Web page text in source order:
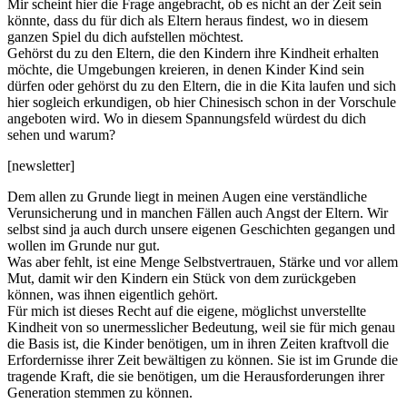
Mir scheint hier die Frage angebracht, ob es nicht an der Zeit sein
könnte, dass du für dich als Eltern heraus findest, wo in diesem
ganzen Spiel du dich aufstellen möchtest.
Gehörst du zu den Eltern, die den Kindern ihre Kindheit erhalten
möchte, die Umgebungen kreieren, in denen Kinder Kind sein
dürfen oder gehörst du zu den Eltern, die in die Kita laufen und sich
hier sogleich erkundigen, ob hier Chinesisch schon in der Vorschule
angeboten wird. Wo in diesem Spannungsfeld würdest du dich
sehen und warum?
[newsletter]
Dem allen zu Grunde liegt in meinen Augen eine verständliche
Verunsicherung und in manchen Fällen auch Angst der Eltern. Wir
selbst sind ja auch durch unsere eigenen Geschichten gegangen und
wollen im Grunde nur gut.
Was aber fehlt, ist eine Menge Selbstvertrauen, Stärke und vor allem
Mut, damit wir den Kindern ein Stück von dem zurückgeben
können, was ihnen eigentlich gehört.
Für mich ist dieses Recht auf die eigene, möglichst unverstellte
Kindheit von so unermesslicher Bedeutung, weil sie für mich genau
die Basis ist, die Kinder benötigen, um in ihren Zeiten kraftvoll die
Erfordernisse ihrer Zeit bewältigen zu können. Sie ist im Grunde die
tragende Kraft, die sie benötigen, um die Herausforderungen ihrer
Generation stemmen zu können.